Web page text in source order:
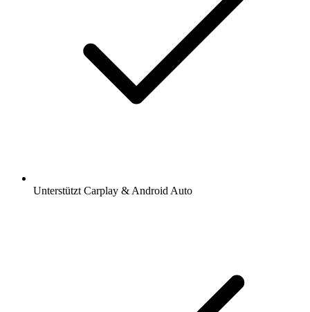
Unterstützt Carplay & Android Auto